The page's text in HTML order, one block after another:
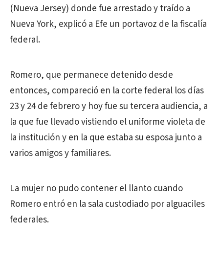
(Nueva Jersey) donde fue arrestado y traído a
Nueva York, explicó a Efe un portavoz de la fiscalía
federal.
Romero, que permanece detenido desde
entonces, compareció en la corte federal los días
23 y 24 de febrero y hoy fue su tercera audiencia, a
la que fue llevado vistiendo el uniforme violeta de
la institución y en la que estaba su esposa junto a
varios amigos y familiares.
La mujer no pudo contener el llanto cuando
Romero entró en la sala custodiado por alguaciles
federales.